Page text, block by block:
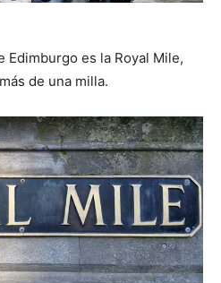
Edimburgo es la Royal Mile,
de una milla.